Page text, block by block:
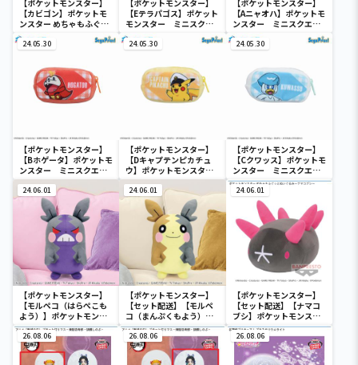
【ポケットモンスター】
【カビゴン】ポケットモ
ンスター めちゃもふぐっ
と ほっこりいやされぬい
ぐるみ～カビゴン～
【ポケットモンスター】
【Eテラパゴス】ポケット
モンスター ミニスクエ
アポーチ
【ポケットモンスター】
【Aニャオハ】ポケットモ
ンスター ミニスクエア
ポーチ
24.05.30
【ポケットモンスター】
【Bホゲータ】ポケットモ
ンスター ミニスクエア
ポーチ
24.05.30
【ポケットモンスター】
【Dキャプテンピカチュ
ウ】ポケットモンスタ
ー ミニスクエアポーチ
24.05.30
【ポケットモンスター】
【Cクワッス】ポケットモ
ンスター ミニスクエア
ポーチ
24.06.01
【ポケットモンスター】
【モルペコ（はらぺこも
よう）】ポケットモンス
ター めちゃもふぐっとぬ
いぐるみ～モルペコ（は
らぺこもよう）～
24.06.01
【ポケットモンスター】
【セット配送】【モルペ
コ（まんぷくもよう）】
ポケットモンスター めち
ゃもふぐっとぬいぐるみ
～モルペコ（まんぷくも
よう）～
24.06.01
【ポケットモンスター】
【セット配送】【ナマコ
ブシ】ポケットモンスタ
ー めちゃもふぐっとぬい
ぐるみ～ナマコブシ～
26.08.06 26.08.06 26.08.06